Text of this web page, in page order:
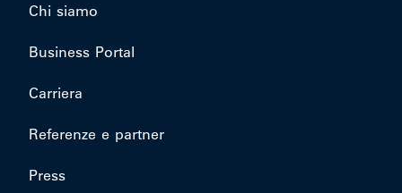
Chi siamo
Business Portal
Carriera
Referenze e partner
Press